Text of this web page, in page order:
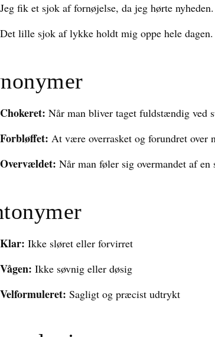
Jeg fik et sjok af fornøjelse, da jeg hørte nyheden.
Det lille sjok af lykke holdt mig oppe hele dagen.
Chokeret: Når man bliver taget fuldstændig ved
Forbløffet: At være overrasket og forundret over
Overvældet: Når man føler sig overmandet af
Klar: Ikke sløret eller forvirret
Vågen: Ikke søvnig eller døsig
Velformuleret: Sagligt og præcist udtrykt